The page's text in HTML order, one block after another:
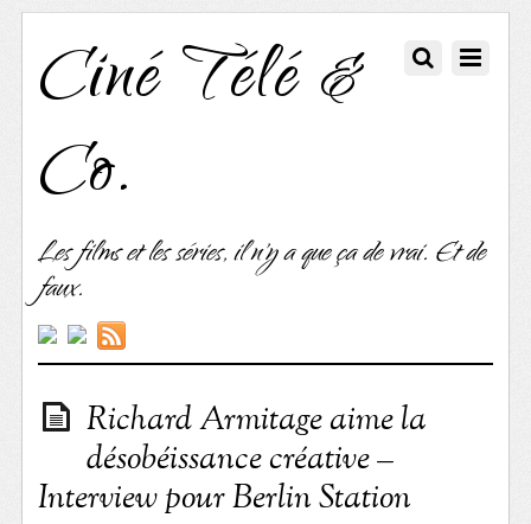
Ciné Télé &
Co.
Les films et les séries, il n'y a que ça de vrai. Et de
faux.
Richard Armitage aime la
désobéissance créative –
Interview pour Berlin Station